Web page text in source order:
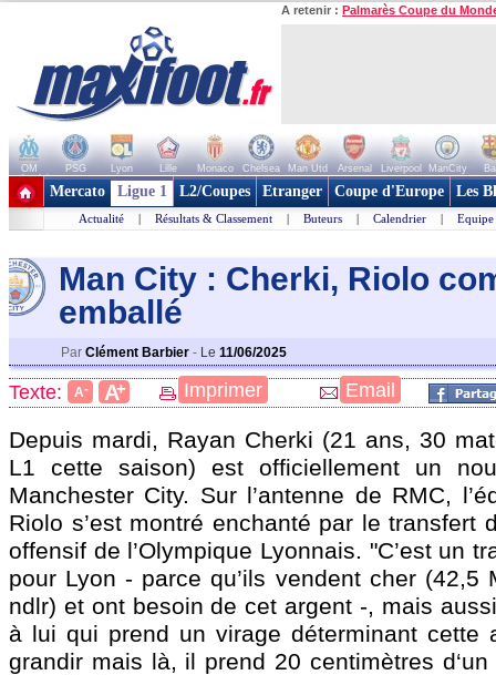
A retenir : Palmarès Coupe du
OM PSG Lyon Lille Monaco Chelsea Man Utd Arsenal Liverpool ManCity
+ de clubs
Mercato Ligue 1 L2/Coupes Etranger Coupe d'Europe Les
Actualité | Résultats & Classement | Buteurs | Calendrier | Equipe
Man City : Cherki, Riolo
emballé
Par Clément Barbier - Le 11/06/2025
Texte: A- A+ Imprimer Email
Depuis mardi, Rayan Cherki (21 ans, 30
L1 cette saison) est officiellement un
Manchester City. Sur l’antenne de RMC,
Riolo s’est montré enchanté par le transfert
offensif de l’Olympique Lyonnais. "C’est un
pour Lyon - parce qu’ils vendent cher (42,5
ndlr) et ont besoin de cet argent -, mais
à lui qui prend un virage déterminant cette
grandir mais là, il prend 20 centimètres